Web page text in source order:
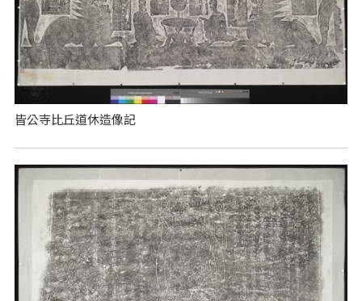
皆公寺比丘道休造像記